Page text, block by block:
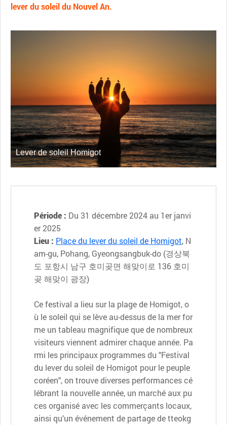
lever du soleil du Nouvel An.
Lever de soleil Homigot
Période : Du 31 décembre 2024 au 1er janvi
er 2025
Lieu : Place du lever du soleil de Homigot, N
am-gu, Pohang, Gyeongsangbuk-do (경상북
도 포항시 남구 호미곶면 해맞이로 136 호미
곶 해맞이 광장)
Ce festival a lieu sur la plage de Homigot, o
ù le soleil qui se lève au-dessus de la mer for
me un tableau magnifique que de nombreux
visiteurs viennent admirer chaque année. Pa
rmi les principaux programmes du "Festival
du lever du soleil de Homigot pour le peuple
coréen", on trouve diverses performances cé
lébrant la nouvelle année, un marché aux pu
ces organisé avec les commerçants locaux,
ainsi qu’un événement de partage de tteokg